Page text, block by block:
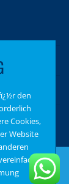
den
Cookies,
Website